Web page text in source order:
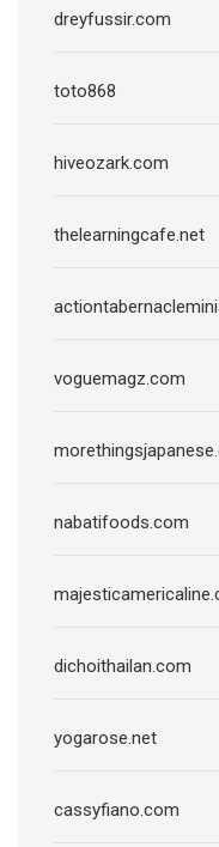
dreyfussir.com
toto868
hiveozark.com
thelearningcafe.net
voguemagz.com
nabatifoods.com
dichoithailan.com
yogarose.net
cassyfiano.com